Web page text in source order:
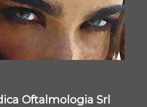
Oftalmologia Srl